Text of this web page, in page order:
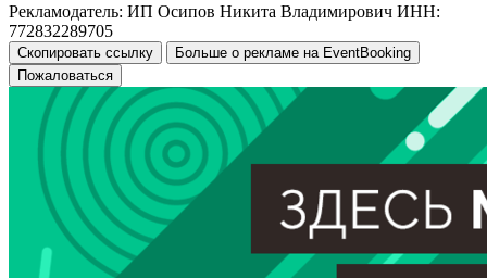
Рекламодатель: ИП Осипов Никита Владимирович ИНН:
772832289705
Скопировать ссылку
Больше о рекламе на EventBooking
Пожаловаться